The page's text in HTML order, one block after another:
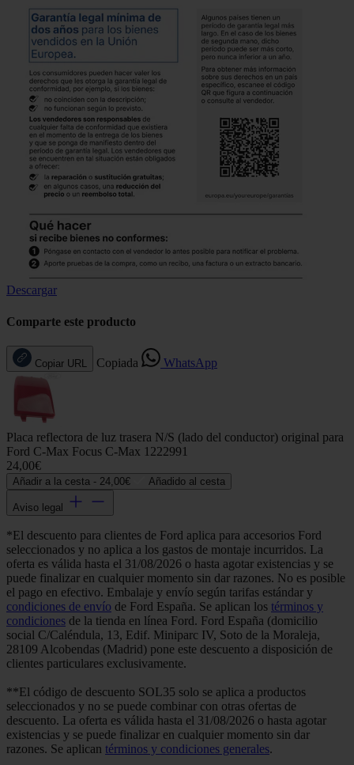
Descargar
Comparte este producto
Copiar URL Copiada WhatsApp
Placa reflectora de luz trasera N/S (lado del conductor) original para
Ford C-Max Focus C-Max 1222991
24,00€
Añadir a la cesta - 24,00€ Añadido al cesta
Aviso legal
*El descuento para clientes de Ford aplica para accesorios Ford
seleccionados y no aplica a los gastos de montaje incurridos. La
oferta es válida hasta el 31/08/2026 o hasta agotar existencias y se
puede finalizar en cualquier momento sin dar razones. No es posible
el pago en efectivo. Embalaje y envío según tarifas estándar y
condiciones de envío de Ford España. Se aplican los términos y
condiciones de la tienda en línea Ford. Ford España (domicilio
social C/Caléndula, 13, Edif. Miniparc IV, Soto de la Moraleja,
28109 Alcobendas (Madrid) pone este descuento a disposición de
clientes particulares exclusivamente.
**El código de descuento SOL35 solo se aplica a productos
seleccionados y no se puede combinar con otras ofertas de
descuento. La oferta es válida hasta el 31/08/2026 o hasta agotar
existencias y se puede finalizar en cualquier momento sin dar
razones. Se aplican términos y condiciones generales.